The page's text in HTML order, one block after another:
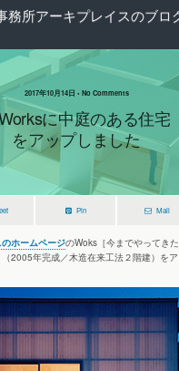
務所アーキプレイスのブロ
2017年10月14日 • No Comments
に中庭のある住
をアップしました
Pin Mail
ホームページのWoks［今までやってき
（2005年完成／木造在来工法２階建）をア